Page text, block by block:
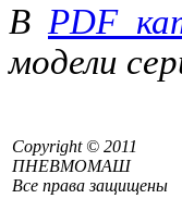
В
модели
Сopyright © 2011
ПНЕВМОМАШ
Все права защищены